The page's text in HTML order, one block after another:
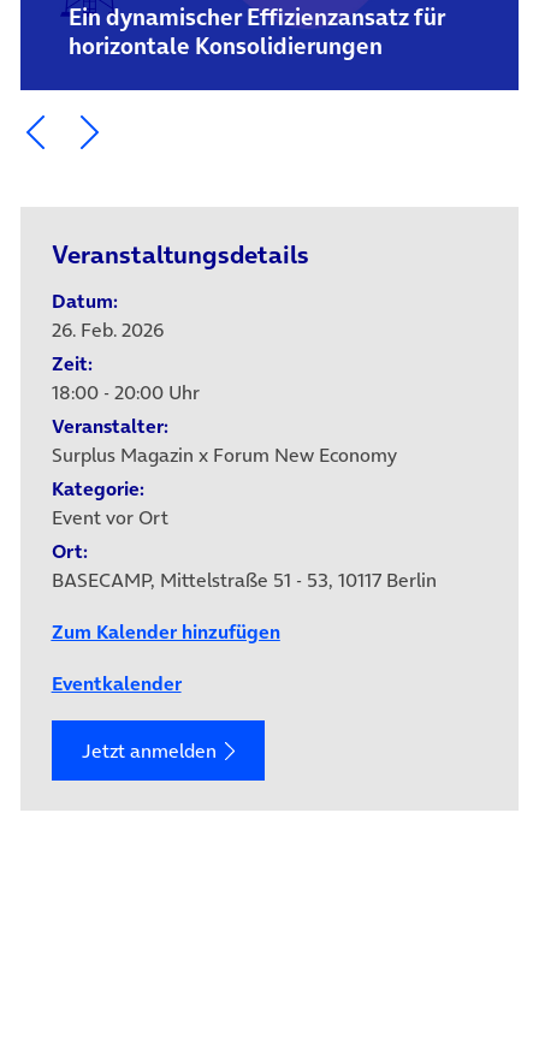
Ein dynamischer Effizienzansatz für
horizontale Konsolidierungen
Ein Element zurück blättern
Ein Element weiter blättern
Veranstaltungsdetails
Datum:
26. Feb. 2026
Zeit:
18:00 - 20:00 Uhr
Veranstalter:
Surplus Magazin x Forum New Economy
Kategorie:
Event vor Ort
Ort:
BASECAMP, Mittelstraße 51 - 53, 10117 Berlin
Zum Kalender hinzufügen
Eventkalender
Jetzt anmelden